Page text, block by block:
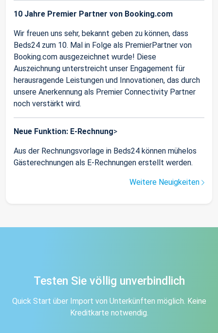
10 Jahre Premier Partner von Booking.com
Wir freuen uns sehr, bekannt geben zu können, dass
Beds24 zum 10. Mal in Folge als PremierPartner von
Booking.com ausgezeichnet wurde! Diese
Auszeichnung unterstreicht unser Engagement für
herausragende Leistungen und Innovationen, das durch
unsere Anerkennung als Premier Connectivity Partner
noch verstärkt wird.
Neue Funktion: E-Rechnung>
Aus der Rechnungsvorlage in Beds24 können mühelos
Gästerechnungen als E-Rechnungen erstellt werden.
Weitere Neuigkeiten
Testen Sie völlig unverbindlich
Quick Start über Import von Unterkünften möglich. Keine
Kreditkarte notwendig.